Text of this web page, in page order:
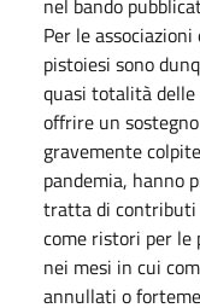
Per le
pistoiesi sono
quasi totalità delle
offrire un
gravemente
pandemia, hanno
tratta di contributi
come ristori per le
nei mesi in cui
annullati o